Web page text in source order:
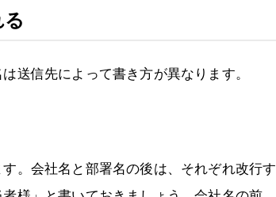
送信先によって書き方が異なります。
。会社名と部署名の後は、それぞれ改行す